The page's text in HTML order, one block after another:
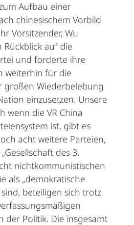
Aufbau einer
chinesischem Vorbild
Vorsitzender, Wu
Rückblick auf die
und forderte ihre
weiterhin für die
großen Wiederbelebung
einzusetzen. Unsere
wenn die VR China
ist, gibt es
acht weitere Parteien,
des 3.
nichtkommunistischen
als „demokratische
beteiligen sich trotz
der Politik. Die insgesamt